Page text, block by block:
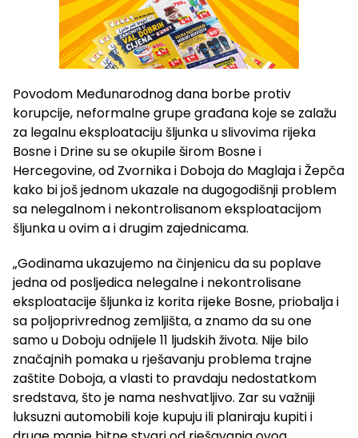
Povodom Međunarodnog dana borbe protiv
korupcije, neformalne grupe građana koje se zalažu
za legalnu eksploataciju šljunka u slivovima rijeka
Bosne i Drine su se okupile širom Bosne i
Hercegovine, od Zvornika i Doboja do Maglaja i Žepča
kako bi još jednom ukazale na dugogodišnji problem
sa nelegalnom i nekontrolisanom eksploatacijom
šljunka u ovim a i drugim zajednicama.
„Godinama ukazujemo na činjenicu da su poplave
jedna od posljedica nelegalne i nekontrolisane
eksploatacije šljunka iz korita rijeke Bosne, priobalja i
sa poljoprivrednog zemljišta, a znamo da su one
samo u Doboju odnijele 11 ljudskih života. Nije bilo
značajnih pomaka u rješavanju problema trajne
zaštite Doboja, a vlasti to pravdaju nedostatkom
sredstava, što je nama neshvatljivo. Zar su važniji
luksuzni automobili koje kupuju ili planiraju kupiti i